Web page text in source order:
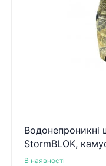
Водонепроникні
StormBLOK,
В наявності